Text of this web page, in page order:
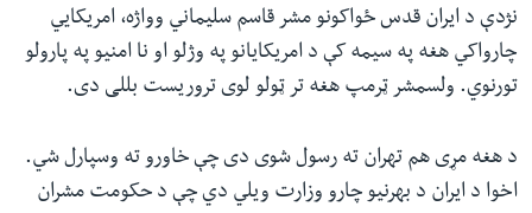
نژدې د ایران قدس ځواکونو مشر قاسم سلیماني وواژه، امریکایي
چارواکي هغه په سیمه کې د امریکایانو په وژلو او نا امنیو په پارولو
تورنوي. ولسمشر ټرمپ هغه تر ټولو لوی تروریست بللی دی.
د هغه مړی هم تهران ته رسول شوی دی چې خاورو ته وسپارل شي.
اخوا د ایران د بهرنیو چارو وزارت ویلي دي چې د حکومت مشران